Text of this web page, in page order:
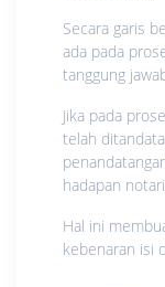
Secara garis
ada pada
tanggung
Jika pada
telah
hadapan
Hal ini
kebenaran isi